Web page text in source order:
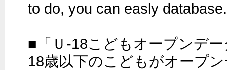
to do, you can easly database.
■「Ｕ-18こどもオープンデ
18歳以下のこどもがオープ